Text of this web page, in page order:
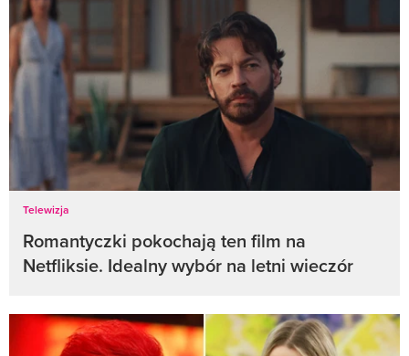
Telewizja
Romantyczki pokochają ten film na
Netfliksie. Idealny wybór na letni wieczór